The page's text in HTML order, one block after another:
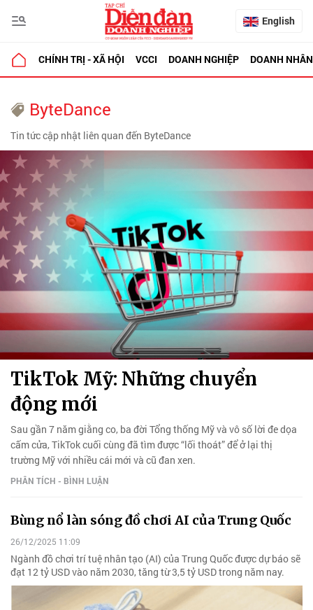
English
CHÍNH TRỊ - XÃ HỘI VCCI DOANH NGHIỆP DOANH NHÂN
ByteDance
Tin tức cập nhật liên quan đến ByteDance
TikTok Mỹ: Những chuyển
động mới
Sau gần 7 năm giằng co, ba đời Tổng thống Mỹ và vô số lời đe dọa
cấm cửa, TikTok cuối cùng đã tìm được “lối thoát” để ở lại thị
trường Mỹ với nhiều cái mới và cũ đan xen.
PHÂN TÍCH - BÌNH LUẬN
Bùng nổ làn sóng đồ chơi AI của Trung Quốc
26/12/2025 11:09
Ngành đồ chơi trí tuệ nhân tạo (AI) của Trung Quốc được dự báo sẽ
đạt 12 tỷ USD vào năm 2030, tăng từ 3,5 tỷ USD trong năm nay.